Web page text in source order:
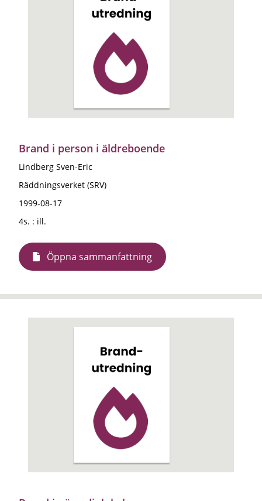
Brand i person i äldreboende
Lindberg Sven-Eric
Räddningsverket (SRV)
1999-08-17
4s. : ill.
Öppna sammanfattning